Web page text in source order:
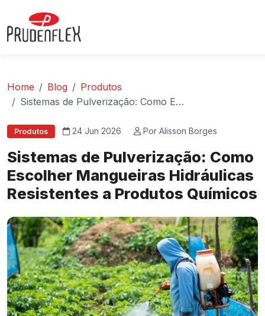
Home Blog
Produtos
Sistemas de Pulverização: Como Escolher Mangueiras Hidráulicas Resistentes a Produtos Químicos
Produtos 24 Jun 2026 Por Alisson Borges
Sistemas de Pulverização: Como
Escolher Mangueiras Hidráulicas
Resistentes a Produtos Químicos